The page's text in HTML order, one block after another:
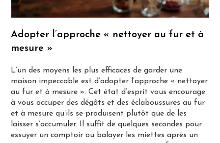
Adopter l’approche « nettoyer au fur et à
mesure »
L’un des moyens les plus efficaces de garder une
maison impeccable est d’adopter l’approche « nettoyer
au fur et à mesure ». Cet état d’esprit vous encourage
à vous occuper des dégâts et des éclaboussures au fur
et à mesure qu’ils se produisent plutôt que de les
laisser s’accumuler. Il suffit de quelques secondes pour
essuyer un comptoir ou balayer les miettes après un